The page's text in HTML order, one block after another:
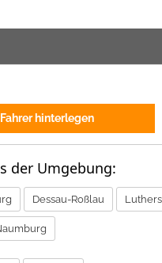
hinterlegen
der Umgebung:
Dessau-Roßlau